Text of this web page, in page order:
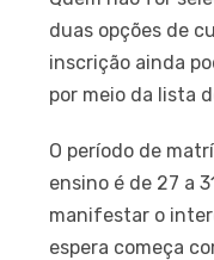
duas opções de
inscrição ainda
por meio da lista
O período de
ensino é de 27 a
manifestar o
espera começa